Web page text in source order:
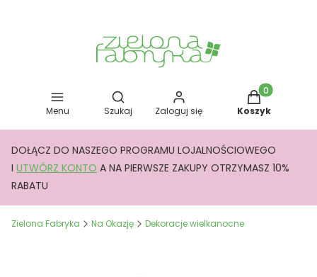
Menu
Otwórz wyszukiwarkę
Szukaj Zaloguj się
Produkty w
Koszyk
DOŁĄCZ DO NASZEGO PROGRAMU LOJALNOŚCIOWEGO
I UTWÓRZ KONTO A NA PIERWSZE ZAKUPY OTRZYMASZ 10%
RABATU
Zielona Fabryka Na Okazję Dekoracje wielkanocne